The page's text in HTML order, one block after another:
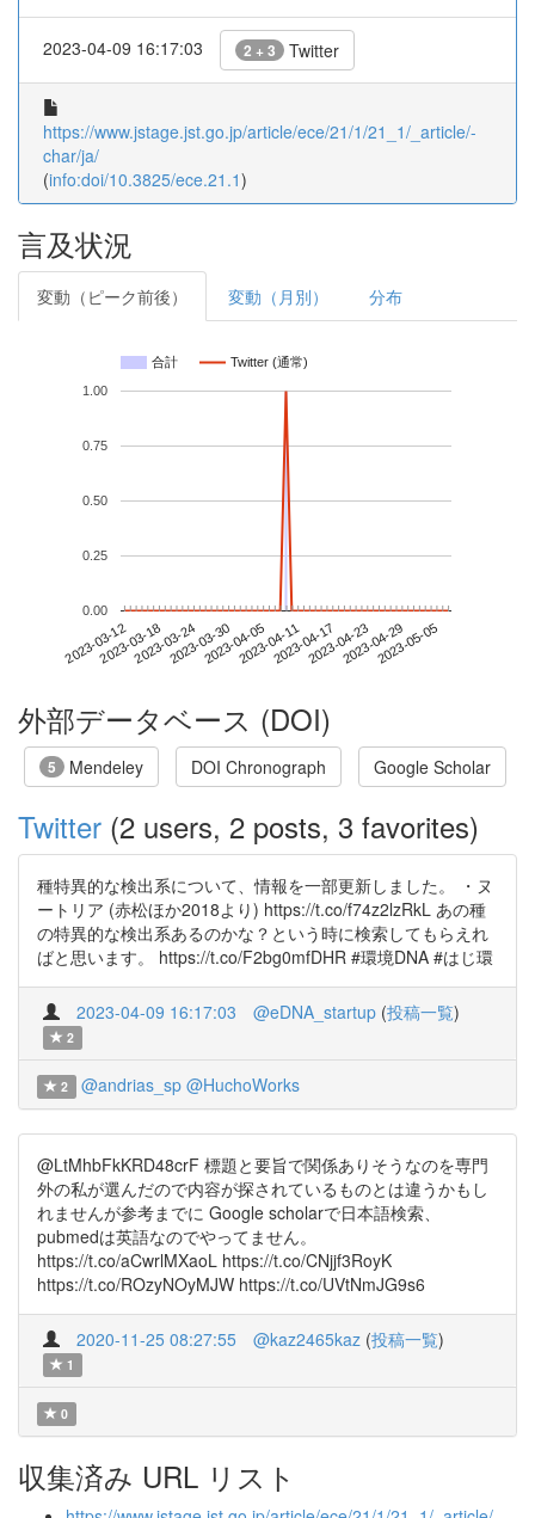
2023-04-09 16:17:03 2 + 3 Twitter
https://www.jstage.jst.go.jp/article/ece/21/1/21_1/_article/-
char/ja/
(info:doi/10.3825/ece.21.1)
言及状況
変動（ピーク前後） 変動（月別） 分布
合計 Twitter (通常)
2023-03-122023-03-182023-03-242023-03-302023-04-052023-04-112023-04-172023-04-232023-04-292023-05-05
0.00
0.25
0.50
0.75
1.00
外部データベース (DOI)
5 Mendeley DOI Chronograph Google Scholar
Twitter (2 users, 2 posts, 3 favorites)
種特異的な検出系について、情報を一部更新しました。 ・ヌ
ートリア (赤松ほか2018より) https://t.co/f74z2lzRkL あの種
の特異的な検出系あるのかな？という時に検索してもらえれ
ばと思います。 https://t.co/F2bg0mfDHR #環境DNA #はじ環
2023-04-09 16:17:03 @eDNA_startup (投稿一覧)
2
2 @andrias_sp @HuchoWorks
@LtMhbFkKRD48crF 標題と要旨で関係ありそうなのを専門
外の私が選んだので内容が探されているものとは違うかもし
れませんが参考までに Google scholarで日本語検索、
pubmedは英語なのでやってません。
https://t.co/aCwrlMXaoL https://t.co/CNjjf3RoyK
https://t.co/ROzyNOyMJW https://t.co/UVtNmJG9s6
2020-11-25 08:27:55 @kaz2465kaz (投稿一覧)
1
0
収集済み URL リスト